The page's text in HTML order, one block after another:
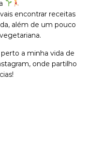
encontrar receitas
além de um pouco
a minha vida de
onde partilho